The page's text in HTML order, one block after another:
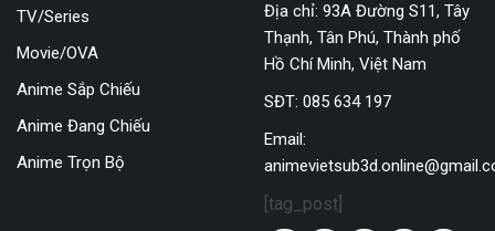
TV/Series
Movie/OVA
Anime Sắp Chiếu
Anime Đang Chiếu
Anime Trọn Bộ
Địa chỉ: 93A Đường S11, Tây
Thạnh, Tân Phú, Thành phố
Hồ Chí Minh, Việt Nam
SĐT: 085 634 197
Email:
[tag_post]